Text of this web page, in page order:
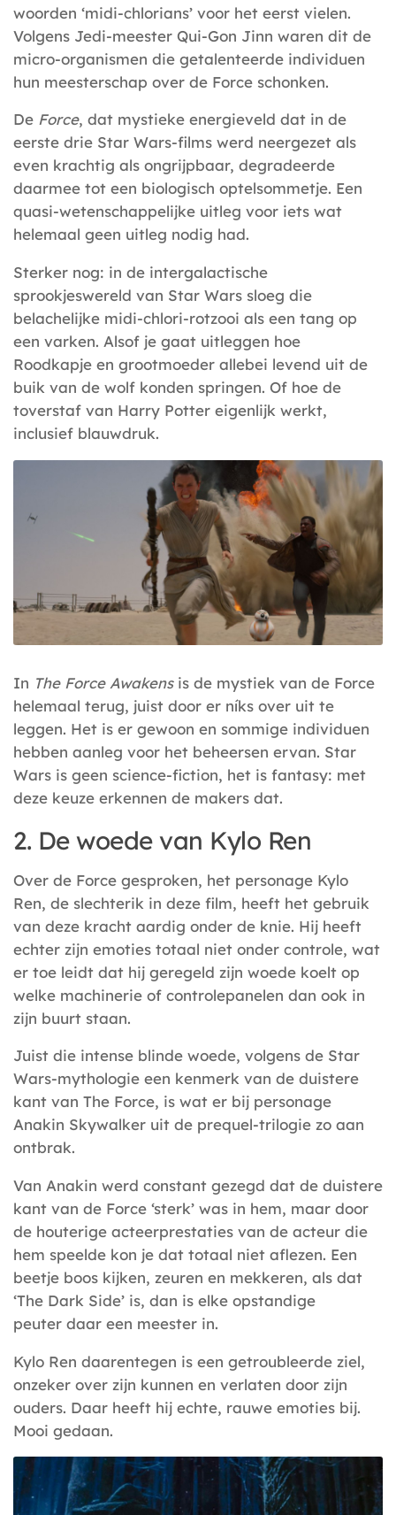
woorden ‘midi-chlorians’ voor het eerst vielen.
Volgens Jedi-meester Qui-Gon Jinn waren dit de
micro-organismen die getalenteerde individuen
hun meesterschap over de Force schonken.
De Force, dat mystieke energieveld dat in de
eerste drie Star Wars-films werd neergezet als
even krachtig als ongrijpbaar, degradeerde
daarmee tot een biologisch optelsommetje. Een
quasi-wetenschappelijke uitleg voor iets wat
helemaal geen uitleg nodig had.
Sterker nog: in de intergalactische
sprookjeswereld van Star Wars sloeg die
belachelijke midi-chlori-rotzooi als een tang op
een varken. Alsof je gaat uitleggen hoe
Roodkapje en grootmoeder allebei levend uit de
buik van de wolf konden springen. Of hoe de
toverstaf van Harry Potter eigenlijk werkt,
inclusief blauwdruk.
In The Force Awakensis de mystiek van de Force
helemaal terug, juist door er níks over uit te
leggen. Het is er gewoon en sommige individuen
hebben aanleg voor het beheersen ervan. Star
Wars is geen science-fiction, het is fantasy: met
deze keuze erkennen de makers dat.
2. De woede van Kylo Ren
Over de Force gesproken, het personage Kylo
Ren, de slechterik in deze film, heeft het gebruik
van deze kracht aardig onder de knie. Hij heeft
echter zijn emoties totaal niet onder controle, wat
er toe leidt dat hij geregeld zijn woede koelt op
welke machinerie of controlepanelen dan ook in
zijn buurt staan.
Juist die intense blinde woede, volgens de Star
Wars-mythologie een kenmerk van de duistere
kant van The Force, is wat er bij personage
Anakin Skywalker uit de prequel-trilogie zo aan
ontbrak.
Van Anakin werd constant gezegd dat de duistere
kant van de Force ‘sterk’ was in hem, maar door
de houterige acteerprestaties van de acteur die
hem speelde kon je dat totaal niet aflezen. Een
beetje boos kijken, zeuren en mekkeren, als dat
‘The Dark Side’ is, dan is elke opstandige
peuter daar een meester in.
Kylo Ren daarentegen is een getroubleerde ziel,
onzeker over zijn kunnen en verlaten door zijn
ouders. Daar heeft hij echte, rauwe emoties bij.
Mooi gedaan.